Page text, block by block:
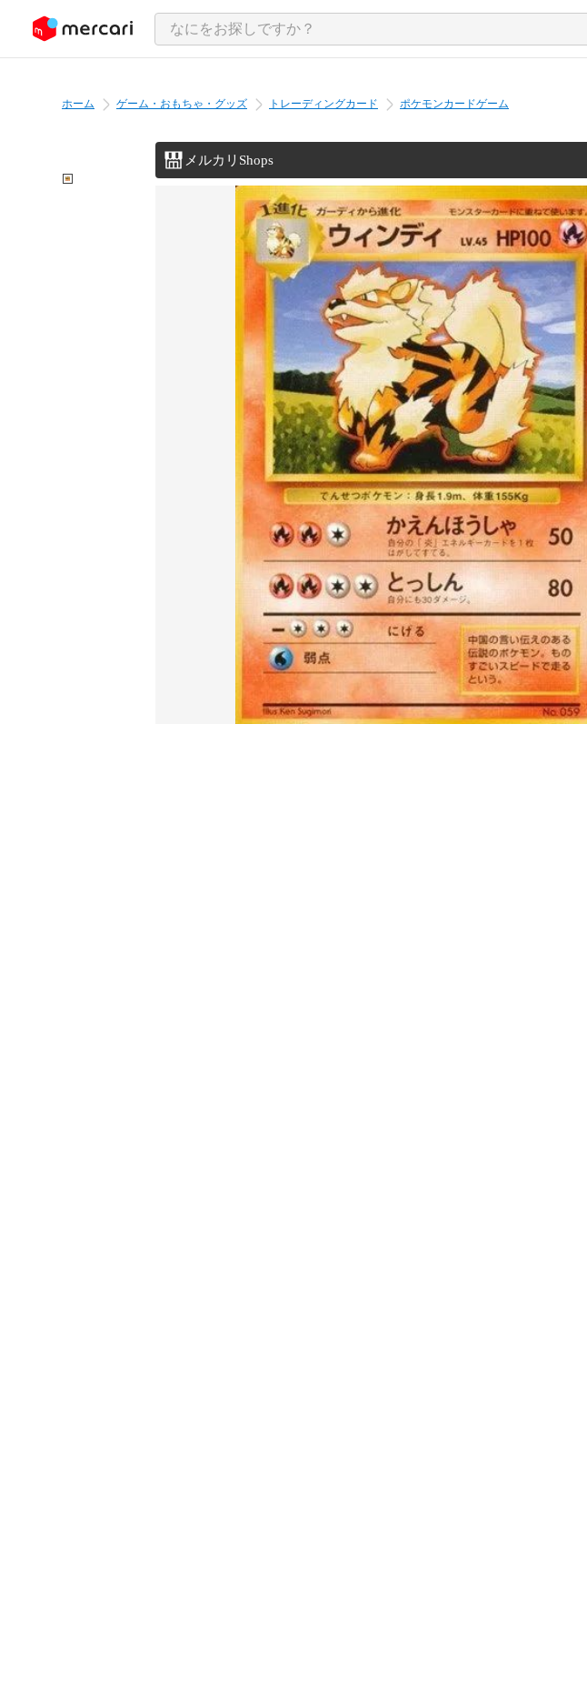
ツにスキップ
ホーム ゲーム・おもちゃ・グッズ トレーディングカード ポケモンカードゲーム
メルカリShops